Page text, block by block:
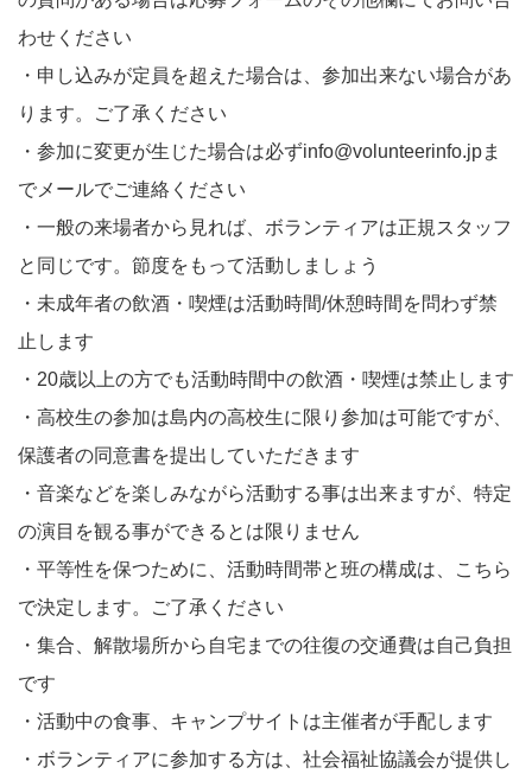
わせください
・申し込みが定員を超えた場合は、参加出来ない場合があ
ります。ご了承ください
・参加に変更が生じた場合は必ずinfo@volunteerinfo.jpま
でメールでご連絡ください
・一般の来場者から見れば、ボランティアは正規スタッフ
と同じです。節度をもって活動しましょう
・未成年者の飲酒・喫煙は活動時間/休憩時間を問わず禁
止します
・20歳以上の方でも活動時間中の飲酒・喫煙は禁止します
・高校生の参加は島内の高校生に限り参加は可能ですが、
保護者の同意書を提出していただきます
・音楽などを楽しみながら活動する事は出来ますが、特定
の演目を観る事ができるとは限りません
・平等性を保つために、活動時間帯と班の構成は、こちら
で決定します。ご了承ください
・集合、解散場所から自宅までの往復の交通費は自己負担
です
・活動中の食事、キャンプサイトは主催者が手配します
・ボランティアに参加する方は、社会福祉協議会が提供し